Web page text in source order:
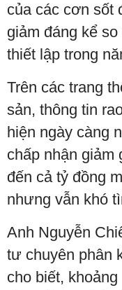
của các cơn sốt
giảm đáng kể
thiết lập trong
Trên các trang
sản, thông tin
hiện ngày càng
chấp nhận giảm
đến cả tỷ đồng
nhưng vẫn khó
Anh Nguyễn
tư chuyên phân
cho biết,